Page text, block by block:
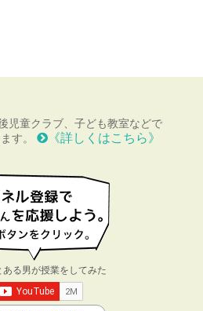
児童クラブ、子ども教室などで
す。
《詳しくはこちら》